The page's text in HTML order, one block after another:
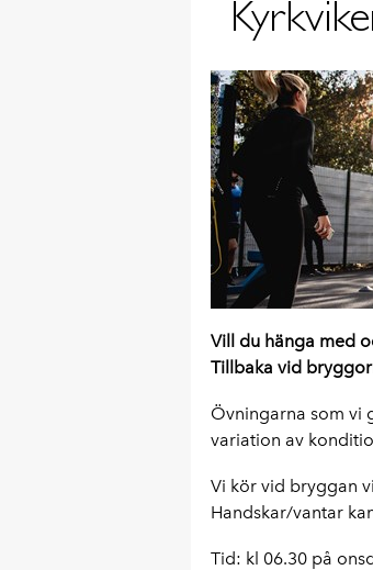
Vill du hänga med
Tillbaka vid
Övningarna som vi
variation av
Vi kör vid bryggan
Handskar/vantar
Tid: kl 06.30 på